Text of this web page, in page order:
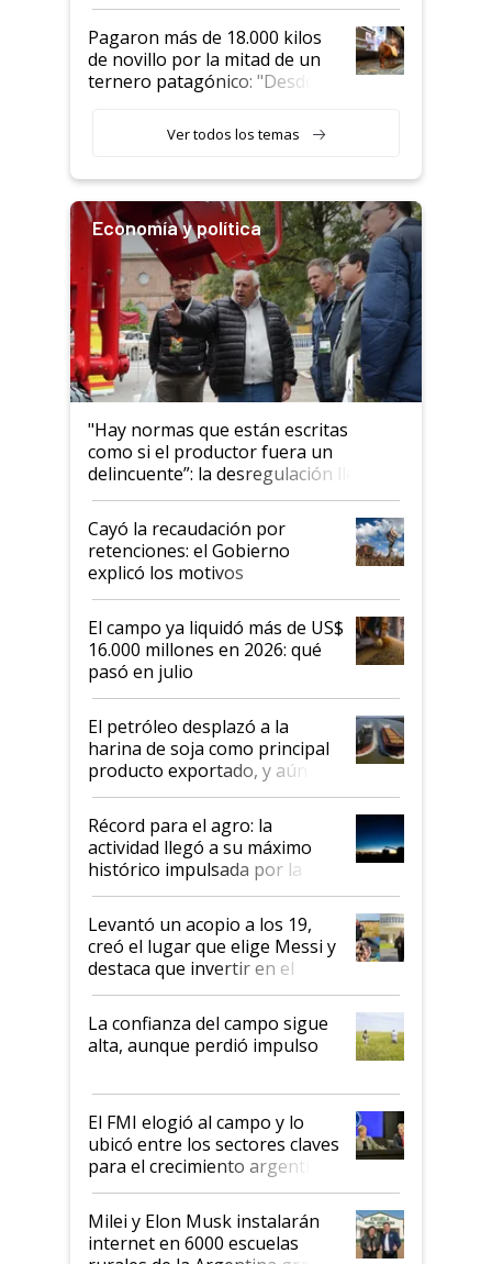
Pagaron más de 18.000 kilos
de novillo por la mitad de un
ternero patagónico: "Desde
llamar la atención"
Ver todos los temas
Economía y política
"Hay normas que están escritas
como si el productor fuera un
delincuente”: la desregulación llegó
al Congreso Aapresid y hasta se
habló del financiamiento al IPCVA
Cayó la recaudación por
retenciones: el Gobierno
explicó los motivos
El campo ya liquidó más de US$
16.000 millones en 2026: qué
pasó en julio
El petróleo desplazó a la
harina de soja como principal
producto exportado, y aún así
el agro aportó casi seis de cada
diez dólares y sostuvo el
liderazgo en un semestre
récord
Récord para el agro: la
actividad llegó a su máximo
histórico impulsada por la
cosecha y las exportaciones
Levantó un acopio a los 19,
creó el lugar que elige Messi y
destaca que invertir en el
kirchnerismo era como "darle
plata a un hijo para droga":
Juan Félix Rossetti, el libertario
que de una dura crisis salió
de Milei
La confianza del campo sigue
alta, aunque perdió impulso
El FMI elogió al campo y lo
ubicó entre los sectores claves
para el crecimiento argentino
Milei y Elon Musk instalarán
internet en 6000 escuelas